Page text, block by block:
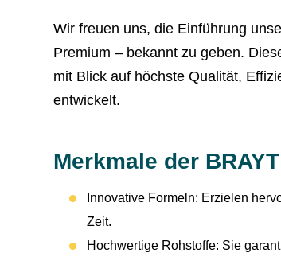
Wir freuen uns, die Einführung
Premium – bekannt zu geben.
mit Blick auf höchste Qualität,
entwickelt.
Merkmale der
Innovative Formeln: Erzielen
Zeit.
Hochwertige Rohstoffe: Sie